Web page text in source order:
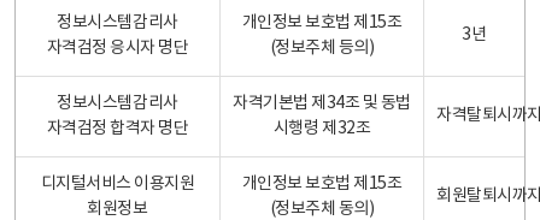
정보시스템감리사
자격검정 응시자 명단
개인정보 보호법 제15조
(정보주체 등의)
3년
정보시스템감리사
자격검정 합격자 명단
자격기본법 제34조 및 동법
시행령 제32조
자격탈퇴시까
디지털서비스 이용지원
회원정보
개인정보 보호법 제15조
(정보주체 동의)
회원탈퇴시까